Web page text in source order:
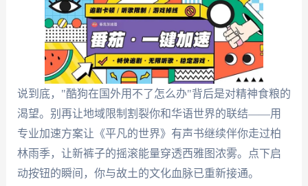
说到底，"酷狗在国外用不了怎么办"背后是对精神食粮的
渴望。别再让地域限制割裂你和华语世界的联结——用
专业加速方案让《平凡的世界》有声书继续伴你走过柏
林雨季，让新裤子的摇滚能量穿透西雅图浓雾。点下启
动按钮的瞬间，你与故土的文化血脉已重新接通。